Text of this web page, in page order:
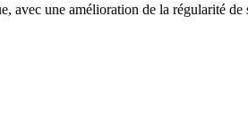
une amélioration de la régularité de